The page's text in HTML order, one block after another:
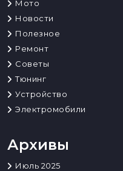
Мото
Новости
Полезное
Ремонт
Советы
Тюнинг
Устройство
Электромобили
Архивы
Июль 2025